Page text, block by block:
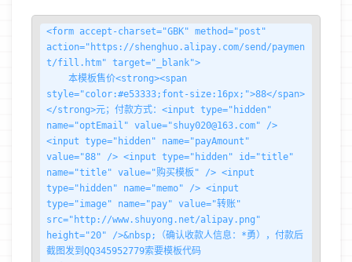
<form accept-charset="GBK" method="post"
action="https://shenghuo.alipay.com/send/paymen
t/fill.htm" target="_blank">
style="color:#e53333;font-size:16px;">88</span>
</strong>元；付款方式：<input type="hidden"
name="optEmail" value="shuy020@163.com" />
<input type="hidden" name="payAmount"
value="88" /> <input type="hidden" id="title"
name="title" value="购买模板" /> <input
type="hidden" name="memo" /> <input
type="image" name="pay" value="转账"
src="http://www.shuyong.net/alipay.png"
height="20" />&nbsp;（确认收款人信息：*勇），付款后
截图发到QQ345952779索要模板代码